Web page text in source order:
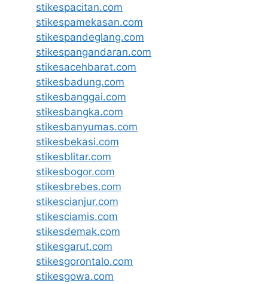
stikespacitan.com
stikespamekasan.com
stikespandeglang.com
stikespangandaran.com
stikesacehbarat.com
stikesbadung.com
stikesbanggai.com
stikesbangka.com
stikesbanyumas.com
stikesbekasi.com
stikesblitar.com
stikesbogor.com
stikesbrebes.com
stikescianjur.com
stikesciamis.com
stikesdemak.com
stikesgarut.com
stikesgorontalo.com
stikesgowa.com